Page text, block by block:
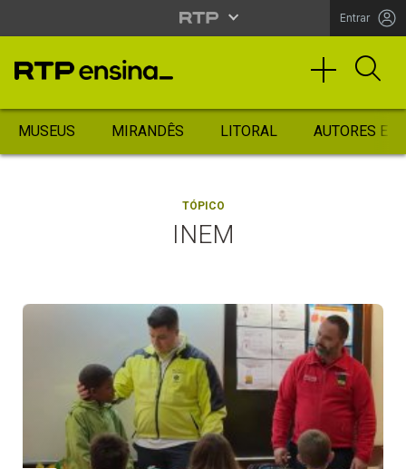
Entrar
MUSEUS MIRANDÊS LITORAL AUTORES
TÓPICO
INEM